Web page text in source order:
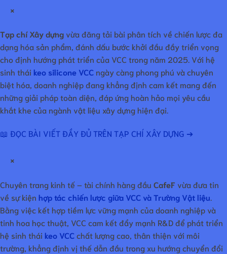
×
Tạp chí Xây dựngvừa đăng tải bài phân tích về chiến lược đa
dạng hóa sản phẩm, đánh dấu bước khởi đầu đầy triển vọng
cho định hướng phát triển của VCC trong năm 2025. Với hệ
sinh thái keo silicone VCC ngày càng phong phú và chuyên
biệt hóa, doanh nghiệp đang khẳng định cam kết mang đến
những giải pháp toàn diện, đáp ứng hoàn hảo mọi yêu cầu
khắt khe của ngành vật liệu xây dựng hiện đại.
📖 ĐỌC BÀI VIẾT ĐẦY ĐỦ TRÊN TẠP CHÍ XÂY DỰNG ➔
×
Chuyên trang kinh tế – tài chính hàng đầu CafeFvừa đưa tin
về sự kiện hợp tác chiến lược giữa VCC và Trường Vật liệu
Bằng việc kết hợp tiềm lực vững mạnh của doanh nghiệp và
tinh hoa học thuật, VCC cam kết đẩy mạnh R&D để phát triển
hệ sinh thái keo VCC chất lượng cao, thân thiện với môi
trường, khẳng định vị thế dẫn đầu trong xu hướng chuyển đổi